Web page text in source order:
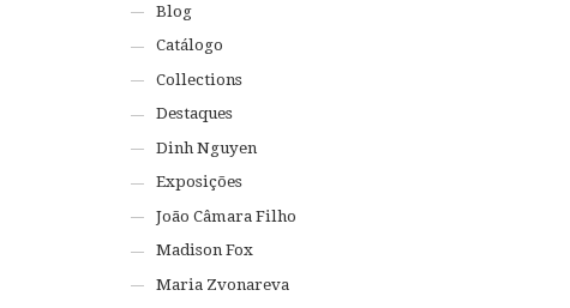
Blog
Catálogo
Collections
Destaques
Dinh Nguyen
Exposições
João Câmara Filho
Madison Fox
Maria Zvonareva